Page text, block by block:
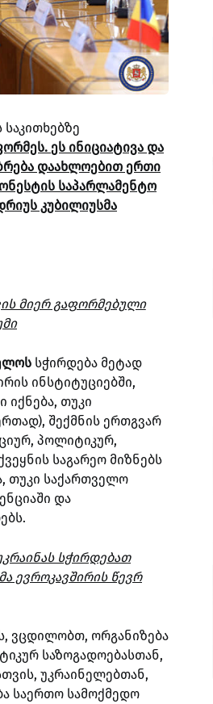
ეს ინიციატივა და
დაახლოებით ერთი
საპარლამენტო
კუბილიუსმა
მიერ გაფორმებული
სჭირდება მეტად
ინსტიტუციებში,
იქნება, თუკი
შექმნის ერთგვარ
პოლიტიკურ,
საგარეო მიზნებს
თუკი საქართველო
და
სჭირდებათ
ევროკავშირის წევრ
ვცდილობთ, ორგანიზება
საზოგადოებასთან,
უკრაინელებთან,
საერთო სამოქმედო